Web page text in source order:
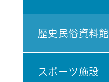
歴史民俗資料館
スポーツ施設